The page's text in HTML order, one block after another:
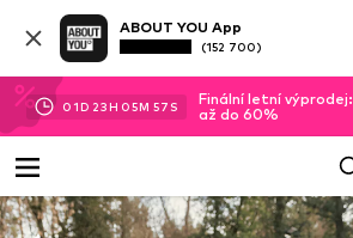
ABOUT YOU App
(152 700)
01D 23H 05M 56 S
Finální letní
až do 60%